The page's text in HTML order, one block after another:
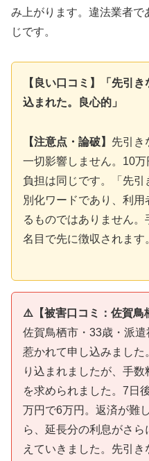
み上がります。違法業者で
じです。
【良い口コミ】「先引
込まれた。良心的」
【注意点・論破】 先引き
一切影響しません。10
負担は同じです。「先
別化ワードであり、利
るものではありません
名目で先に徴収されます
⚠️【被害口コミ：佐賀鳥
佐賀鳥栖市・33歳・派
惹かれて申し込みまし
り込まれましたが、手
を求められました。7日
万円で6万円。返済が難
ら、延長分の利息がさ
えていきました。先引